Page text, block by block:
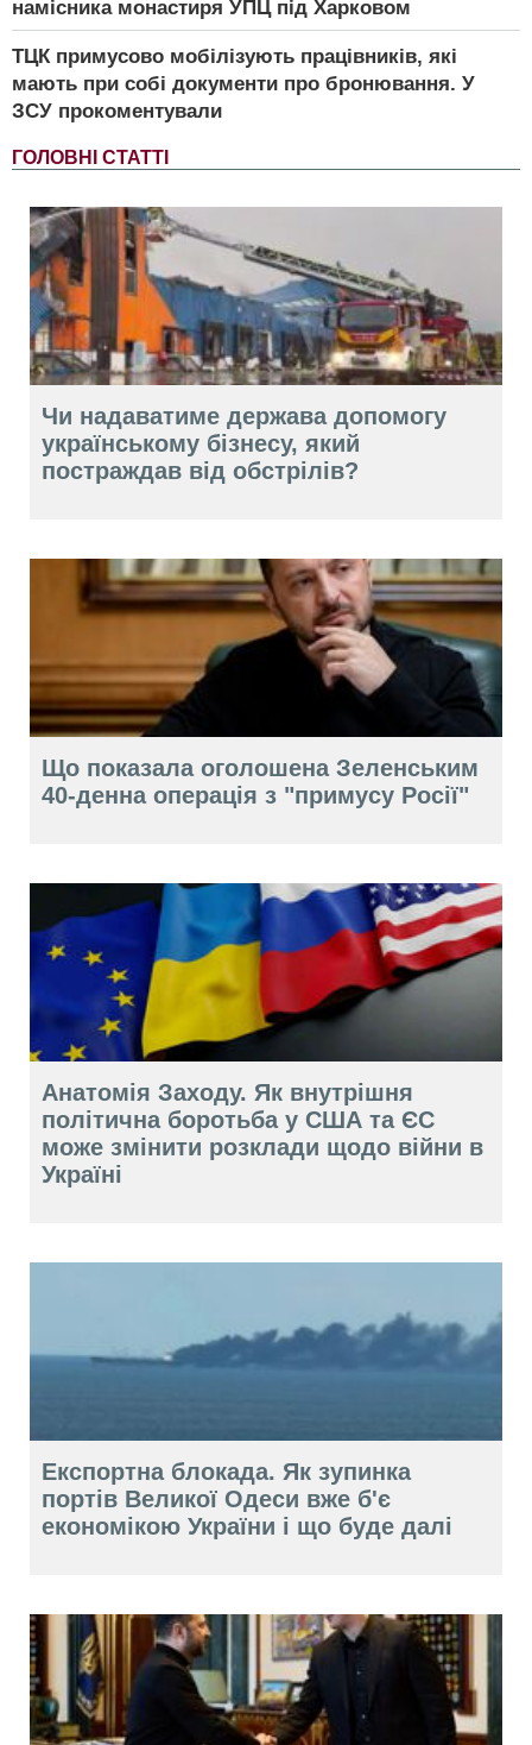
намісника монастиря УПЦ під Харковом
ТЦК примусово мобілізують працівників, які
мають при собі документи про бронювання. У
ЗСУ прокоментували
ГОЛОВНІ СТАТТІ
Чи надаватиме держава допомогу
українському бізнесу, який
постраждав від обстрілів?
Що показала оголошена Зеленським
40-денна операція з "примусу Росії"
Анатомія Заходу. Як внутрішня
політична боротьба у США та ЄС
може змінити розклади щодо війни в
Україні
Експортна блокада. Як зупинка
портів Великої Одеси вже б'є
економікою України і що буде далі